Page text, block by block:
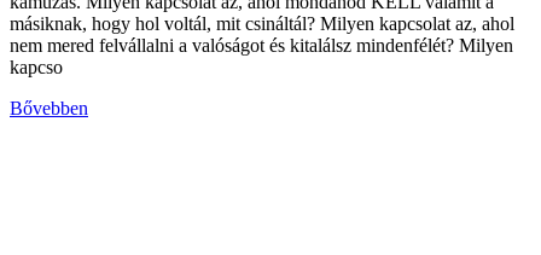
másiknak, hogy hol voltál, mit csináltál? Milyen kapcsolat az, ahol
nem mered felvállalni a valóságot és kitalálsz mindenfélét? Milyen
kapcso
Bővebben